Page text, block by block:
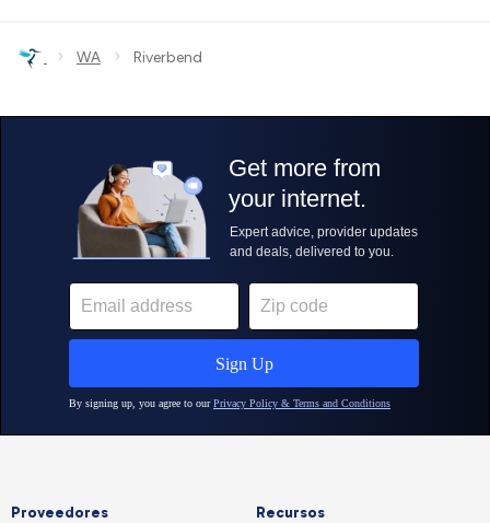
› WA › Riverbend
Proveedores Recursos